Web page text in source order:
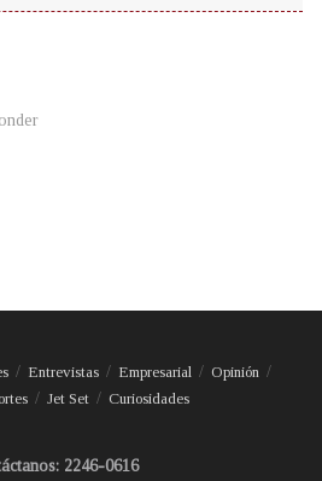
Entrevistas Empresarial
Opinión
Jet Set Curiosidades
2246-0616